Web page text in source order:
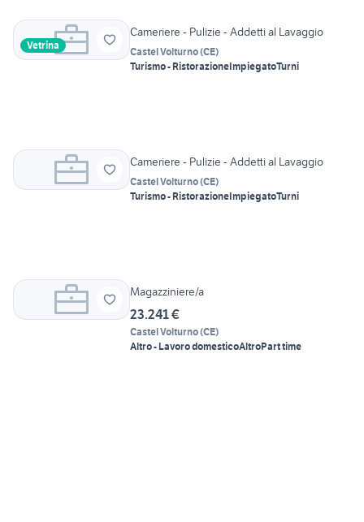
Vetrina
Cameriere - Pulizie - Addetti al Lavaggio
Castel Volturno(CE)
Turismo - RistorazioneImpiegatoTurni
Cameriere - Pulizie - Addetti al Lavaggio
Castel Volturno(CE)
Turismo - RistorazioneImpiegatoTurni
Magazziniere/a
23.241 €
Castel Volturno(CE)
Altro - Lavoro domesticoAltroPart time